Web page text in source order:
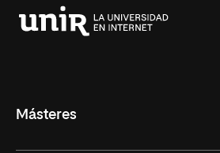
Másteres